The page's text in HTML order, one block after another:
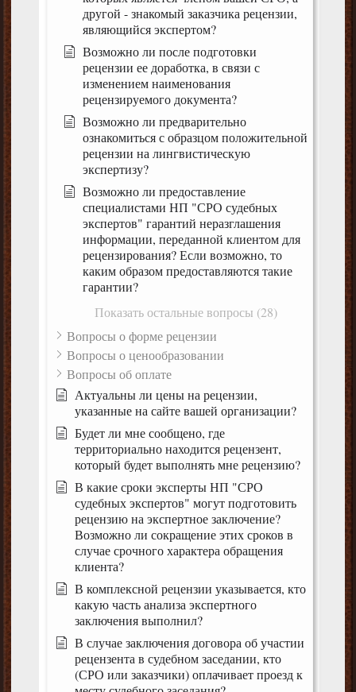
другой - знакомый заказчика рецензии,
являющийся экспертом?
Возможно ли после подготовки
рецензии ее доработка, в связи с
изменением наименования
рецензируемого документа?
Возможно ли предварительно
ознакомиться с образцом положительной
рецензии на лингвистическую
экспертизу?
Возможно ли предоставление
специалистами НП "СРО судебных
экспертов" гарантий неразглашения
информации, переданной клиентом для
рецензирования? Если возможно, то
каким образом предоставляются такие
гарантии?
Показать остальные вопросы (28)
Вопросы о форме рецензии
Вопросы о ценообразовании
Вопросы об оплате
Актуальны ли цены на рецензии,
указанные на сайте вашей организации?
Будет ли мне сообщено, где
территориально находится рецензент,
который будет выполнять мне рецензию?
В какие сроки эксперты НП "СРО
судебных экспертов" могут подготовить
рецензию на экспертное заключение?
Возможно ли сокращение этих сроков в
случае срочного характера обращения
клиента?
В комплексной рецензии указывается, кто
какую часть анализа экспертного
заключения выполнил?
В случае заключения договора об участии
рецензента в судебном заседании, кто
(СРО или заказчики) оплачивает проезд к